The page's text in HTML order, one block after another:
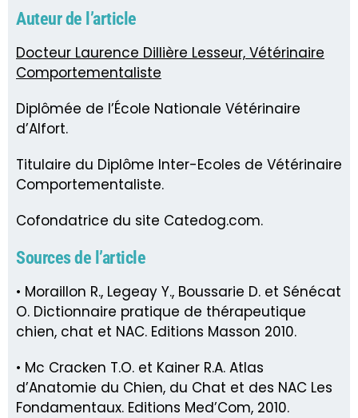
Auteur de l’article
Docteur Laurence Dillière Lesseur, Vétérinaire
Comportementaliste
Diplômée de l’École Nationale Vétérinaire
d’Alfort.
Titulaire du Diplôme Inter-Ecoles de Vétérinaire
Comportementaliste.
Cofondatrice du site Catedog.com.
Sources de l’article
• Moraillon R., Legeay Y., Boussarie D. et Sénécat
O. Dictionnaire pratique de thérapeutique
chien, chat et NAC. Editions Masson 2010.
• Mc Cracken T.O. et Kainer R.A. Atlas
d’Anatomie du Chien, du Chat et des NAC Les
Fondamentaux. Editions Med’Com, 2010.